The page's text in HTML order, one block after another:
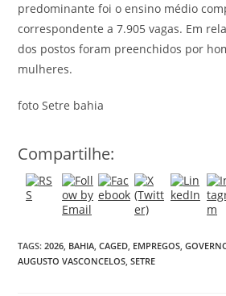
predominante foi o ensino médio
correspondente a 7.905 vagas. Em
dos postos foram preenchidos por
mulheres.
foto Setre bahia
Compartilhe:
TAGS:2026, BAHIA, CAGED, EMPREGOS,
AUGUSTO VASCONCELOS, SETRE